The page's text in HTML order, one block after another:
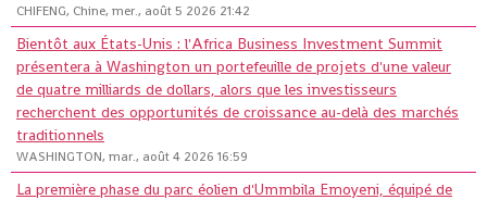
CHIFENG, Chine, mer., août 5 2026 21:42
Bientôt aux États-Unis : l'Africa Business Investment Summit
présentera à Washington un portefeuille de projets d'une valeur
de quatre milliards de dollars, alors que les investisseurs
recherchent des opportunités de croissance au-delà des marchés
traditionnels
WASHINGTON, mar., août 4 2026 16:59
La première phase du parc éolien d'Ummbila Emoyeni, équipé de